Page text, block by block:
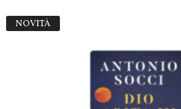
NOVITÀ